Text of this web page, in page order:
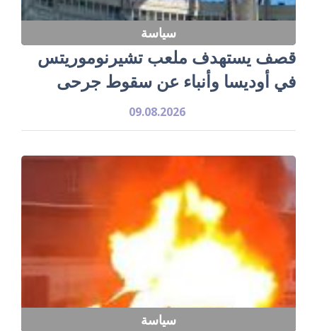
سياسة
قصف يستهدف ملعب تشيرنوموريتس
في أوديسا وأنباء عن سقوط جرحى
09.08.2026
سياسة